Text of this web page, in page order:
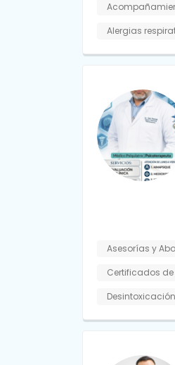
Alergias
Asesorías y
Certificados